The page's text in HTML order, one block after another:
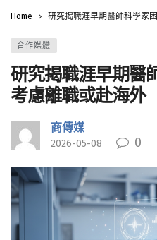
Home 研究揭職涯早期醫師科學家
合作媒體
研究揭職涯早期醫
考慮離職或赴海外
商傳媒
2026-05-08 0